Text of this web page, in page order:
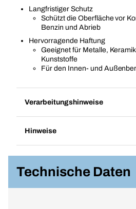
Langfristiger Schutz
Schützt die Oberfläche vor
Benzin und Abrieb
Hervorragende Haftung
Geeignet für Metalle,
Kunststoffe
Für den Innen- und
Verarbeitungshinweise
Hinweise
Technische Daten